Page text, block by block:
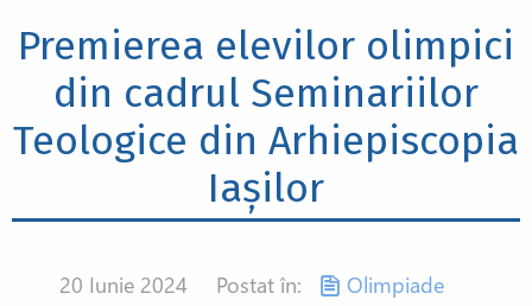
Premierea elevilor olimpici
din cadrul Seminariilor
Teologice din Arhiepiscopia
Iașilor
20 Iunie 2024 Postat în: Olimpiade